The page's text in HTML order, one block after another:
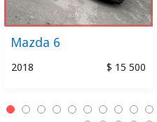
Mazda 6
2018 $ 15 500